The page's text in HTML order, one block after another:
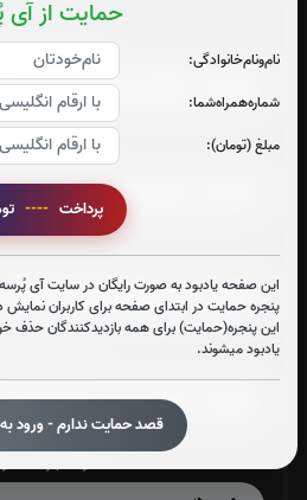
حمایت از آی
نام‌و‌نام‌خانوادگی:
شماره‌همراه‌شما:
مبلغ (تومان):
پرداخت ----
این صفحه یادبود به صورت رایگان در سایت آی
پنجره حمایت در ابتدای صفحه برای کاربران
این پنجره(حمایت) برای همه بازدیدکنندگان
یادبود میشوند.
قصد حمایت ندارم - ورود
صوت جزء
صوت جزء شماره 2
صوت جزء
صوت جزء